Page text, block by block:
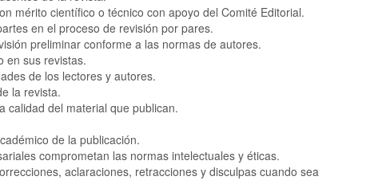
mérito científico o técnico con apoyo del Comité Editorial.
en el proceso de revisión por pares.
preliminar conforme a las normas de autores.
en sus revistas.
de los lectores y autores.
la revista.
calidad del material que publican.
de la publicación.
comprometan las normas intelectuales y éticas.
aclaraciones, retracciones y disculpas cuando sea